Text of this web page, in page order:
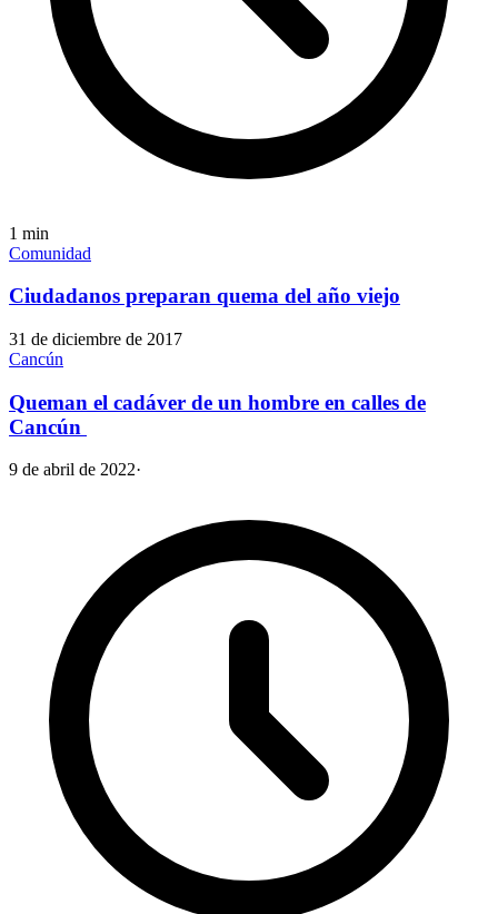
1 min
Comunidad
Ciudadanos preparan quema del año viejo
31 de diciembre de 2017
Cancún
Queman el cadáver de un hombre en calles de
Cancún
9 de abril de 2022·